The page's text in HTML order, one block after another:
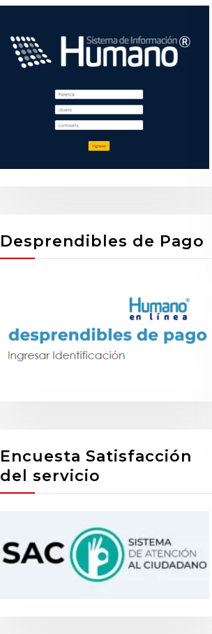
Desprendibles de Pago
Encuesta Satisfacción
del servicio